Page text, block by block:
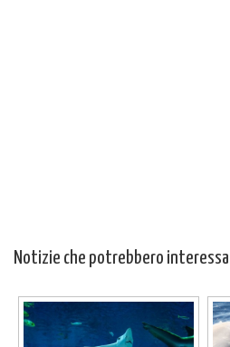
Notizie che potrebbero